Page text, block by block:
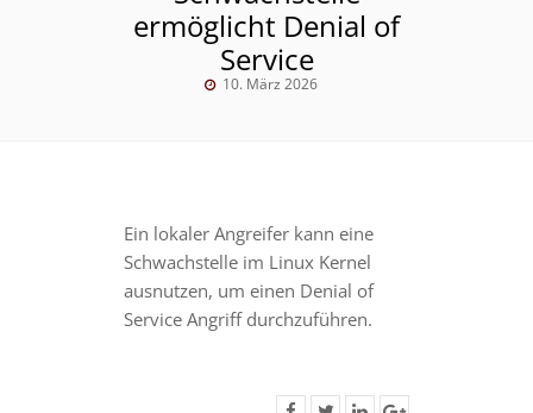
ermöglicht Denial of
Service
10. März 2026
Ein lokaler Angreifer kann eine
Schwachstelle im Linux Kernel
ausnutzen, um einen Denial of
Service Angriff durchzuführen.